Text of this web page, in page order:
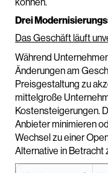
Drei
Das Geschäft läuft
Während
Änderungen am
Preisgestaltung zu
mittelgroße
Kostensteigerungen.
Anbieter minimieren
Wechsel zu einer
Alternative in Betracht